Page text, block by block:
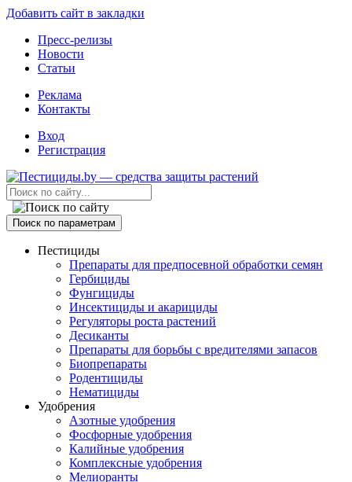
Добавить сайт в закладки
Пресс-релизы
Новости
Статьи
Реклама
Контакты
Вход
Регистрация
Поиск по параметрам
Пестициды
Препараты для предпосевной обработки семян
Гербициды
Фунгициды
Инсектициды и акарициды
Регуляторы роста растений
Десиканты
Препараты для борьбы с вредителями запасов
Биопрепараты
Родентициды
Нематициды
Удобрения
Азотные удобрения
Фосфорные удобрения
Калийные удобрения
Комплексные удобрения
Мелиоранты